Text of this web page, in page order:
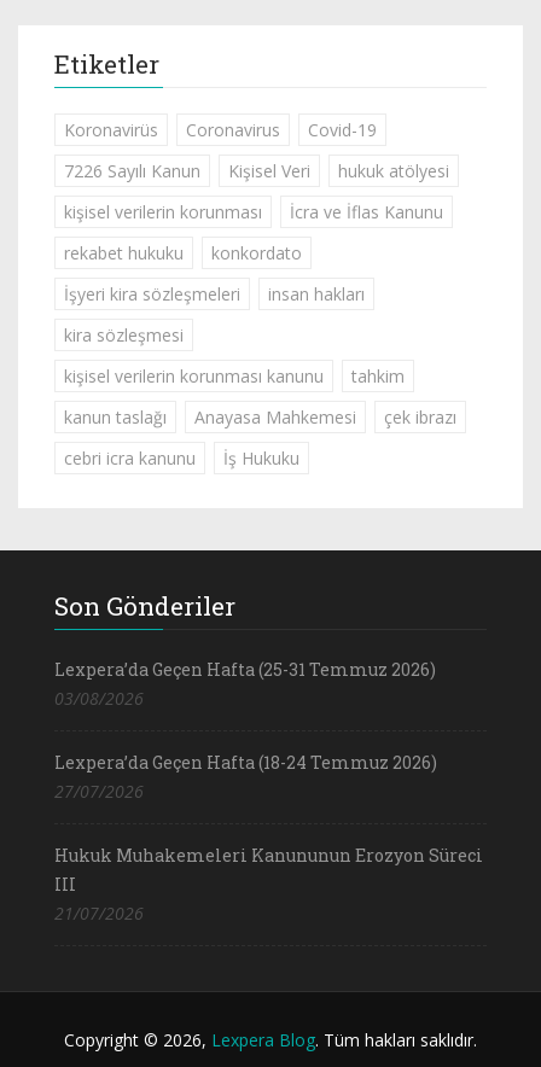
Etiketler
Koronavirüs Coronavirus
Covid-19
7226 Sayılı Kanun
Kişisel Veri
hukuk atölyesi
kişisel verilerin korunması
İcra ve İflas Kanunu
rekabet hukuku
konkordato
İşyeri kira sözleşmeleri
insan hakları
kira sözleşmesi
kişisel verilerin korunması kanunu
tahkim
kanun taslağı
Anayasa Mahkemesi
çek ibrazı
cebri icra kanunu
İş Hukuku
Son Gönderiler
Lexpera’da Geçen Hafta (25-31 Temmuz 2026)
03/08/2026
Lexpera’da Geçen Hafta (18-24 Temmuz 2026)
27/07/2026
Hukuk Muhakemeleri Kanununun Erozyon Süreci
III
21/07/2026
Copyright © 2026, Lexpera Blog. Tüm hakları saklıdır.